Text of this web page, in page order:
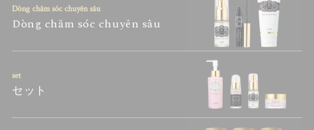
Dòng chăm sóc chuyên sâu
Dòng chăm sóc chuyên sâu
セット
set